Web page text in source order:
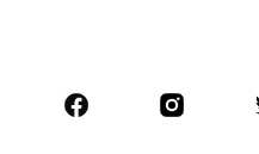
Doplňky